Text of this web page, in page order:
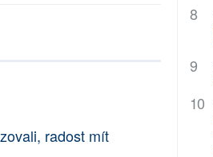
radost mít